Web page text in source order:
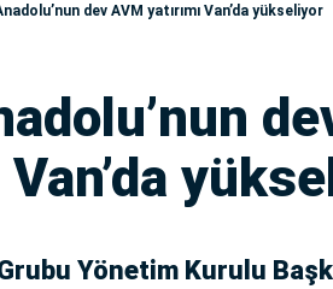
dev AVM yatırımı Van’da yükseliyor
Van’da
Yönetim Kurulu